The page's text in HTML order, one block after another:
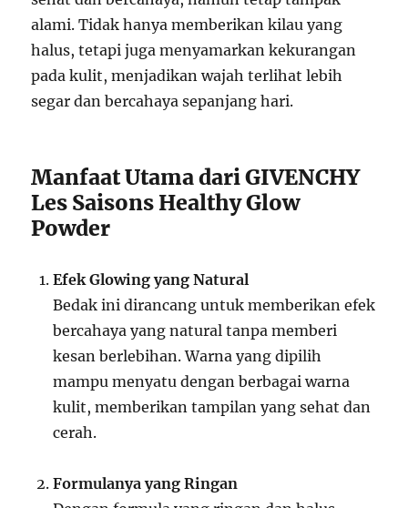
alami. Tidak hanya memberikan kilau yang
halus, tetapi juga menyamarkan kekurangan
pada kulit, menjadikan wajah terlihat lebih
segar dan bercahaya sepanjang hari.
Manfaat Utama dari GIVENCHY
Les Saisons Healthy Glow
Powder
Efek Glowing yang Natural
Bedak ini dirancang untuk memberikan efek
bercahaya yang natural tanpa memberi
kesan berlebihan. Warna yang dipilih
mampu menyatu dengan berbagai warna
kulit, memberikan tampilan yang sehat dan
cerah.
Formulanya yang Ringan